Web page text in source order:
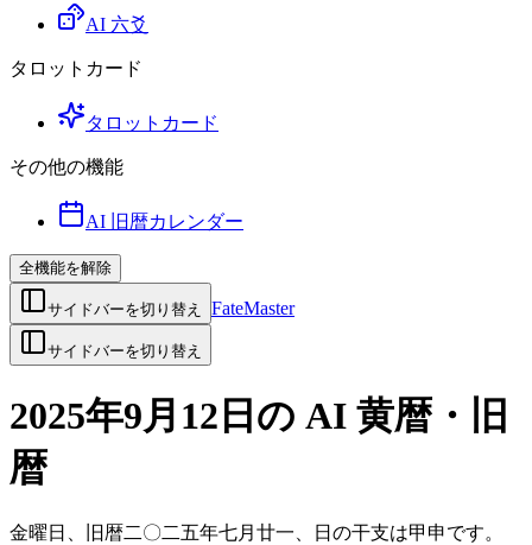
AI 六爻
タロットカード
タロットカード
その他の機能
AI 旧暦カレンダー
全機能を解除
サイドバーを切り替え FateMaster
サイドバーを切り替え
2025年9月12日の AI 黄暦・旧
暦
金曜日、旧暦二〇二五年七月廿一、日の干支は甲申です。